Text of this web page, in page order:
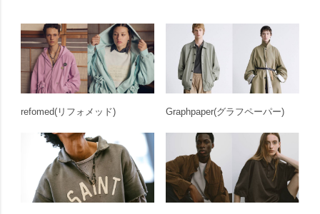
refomed(リフォメッド) Graphpaper(グラフペーパー)